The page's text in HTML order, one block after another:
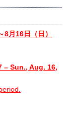
8月16日（日）
– Sun., Aug. 16,